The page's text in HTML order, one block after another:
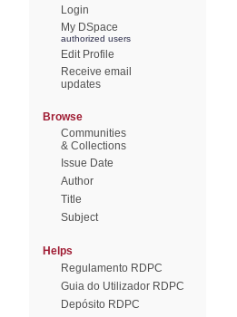
Login
My DSpace
authorized users
Edit Profile
Receive email
updates
Browse
Communities
& Collections
Issue Date
Author
Title
Subject
Helps
Regulamento RDPC
Guia do Utilizador RDPC
Depósito RDPC